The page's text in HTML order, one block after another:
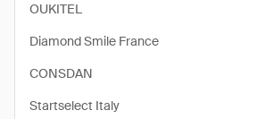
OUKITEL
Diamond Smile France
CONSDAN
Startselect Italy